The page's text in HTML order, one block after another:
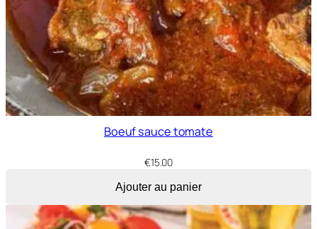
Boeuf sauce tomate
€15.00
Ajouter au panier